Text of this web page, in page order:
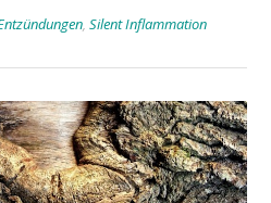
, Silent Inflammation